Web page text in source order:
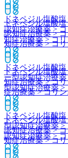
ドネペジル塩酸
認知症治療薬 >
知症治療薬 > コ
ドネペジル塩酸
ー型認知症治療
型認知症治療薬 >
ドネペジル塩酸
型認知症治療薬 >
認知症治療薬 >
ドネペジル塩酸
認知症治療薬 >
知症治療薬 > コ
ドネペジル塩酸
知症治療薬 > コ
症治療薬 > コリ
ドネペジル塩酸
認知症治療薬 >
知症治療薬 > コ